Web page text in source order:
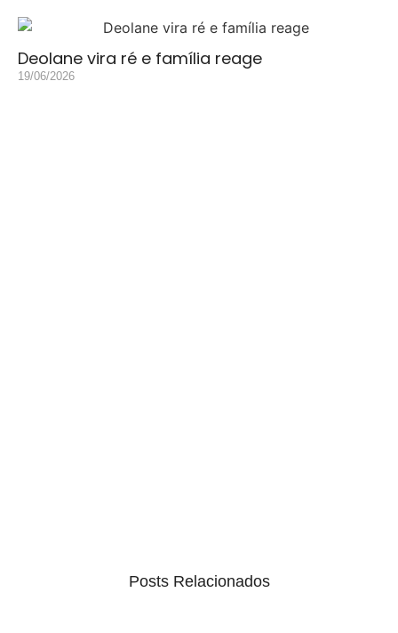
Deolane vira ré e família reage
19/06/2026
Posts Relacionados